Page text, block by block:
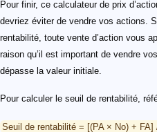
Pour finir, ce calculateur de prix
devriez éviter de vendre vos actions.
rentabilité, toute vente d’action vous
raison qu’il est important de vendre
dépasse la valeur initiale.
Pour calculer le seuil de rentabilité,
Seuil de rentabilité = [(PA × No) +